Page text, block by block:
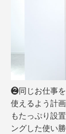
❷同じお仕事
使えるよう計
もたっぷり設
ングした使い